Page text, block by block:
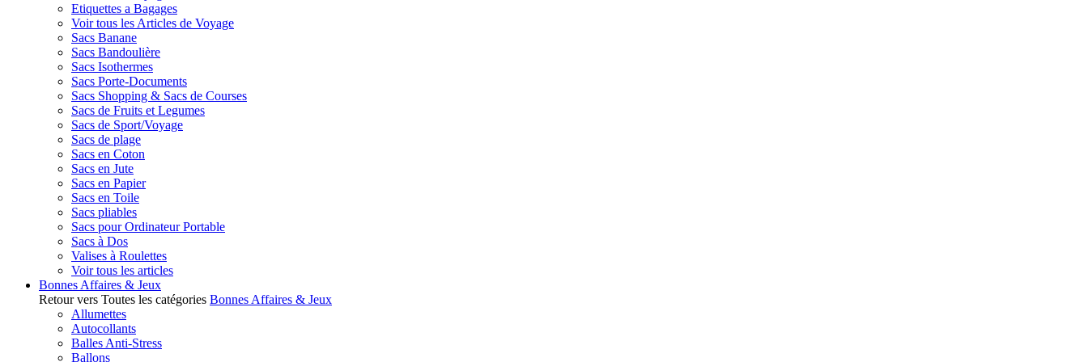
Etiquettes a Bagages
Voir tous les Articles de Voyage
Sacs Banane
Sacs Bandoulière
Sacs Isothermes
Sacs Porte-Documents
Sacs Shopping & Sacs de Courses
Sacs de Fruits et Legumes
Sacs de Sport/Voyage
Sacs de plage
Sacs en Coton
Sacs en Jute
Sacs en Papier
Sacs en Toile
Sacs pliables
Sacs pour Ordinateur Portable
Sacs à Dos
Valises à Roulettes
Voir tous les articles
Bonnes Affaires & Jeux
Retour vers Toutes les catégories Bonnes Affaires & Jeux
Allumettes
Autocollants
Balles Anti-Stress
Ballons